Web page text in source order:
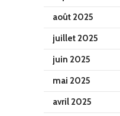
août 2025
juillet 2025
juin 2025
mai 2025
avril 2025